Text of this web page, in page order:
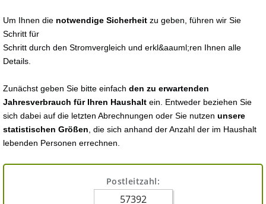
Um Ihnen die notwendige Sicherheit zu geben, führen wir Sie
Schritt für
Schritt durch den Stromvergleich und erkl&aauml;ren Ihnen alle
Details.
Zunächst geben Sie bitte einfach den zu erwartenden
Jahresverbrauch für Ihren Haushalt ein. Entweder beziehen Sie
sich dabei auf die letzten Abrechnungen oder Sie nutzen unsere
statistischen Größen , die sich anhand der Anzahl der im Haushalt
lebenden Personen errechnen.
Postleitzahl: